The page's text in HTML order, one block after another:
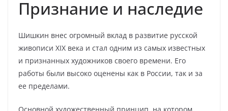
Признание и наследие
Шишкин внес огромный вклад в развитие русской
живописи XIX века и стал одним из самых известных
и признанных художников своего времени. Его
работы были высоко оценены как в России, так и за
ее пределами.